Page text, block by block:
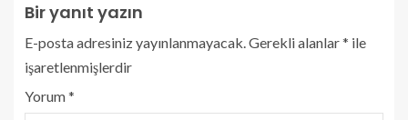
Bir yanıt yazın
E-posta adresiniz yayınlanmayacak.Gerekli alanlar* ile
işaretlenmişlerdir
Yorum*